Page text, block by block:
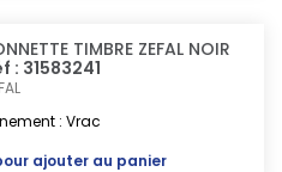
TIMBRE ZEFAL NOIR
: 31583241
: Vrac
ajouter au panier